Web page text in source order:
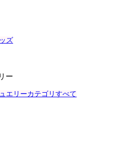
ズ
ー
エリーカテゴリすべて